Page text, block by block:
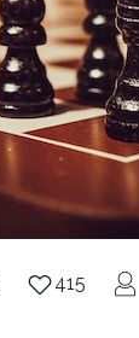
415